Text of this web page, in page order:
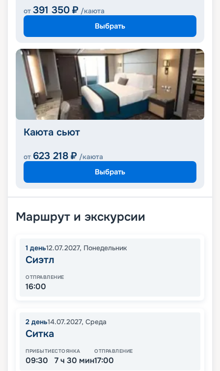
от 391 350 ₽ /каюта
Выбрать
Каюта сьют
от 623 218 ₽ /каюта
Выбрать
Маршрут и экскурсии
1 день12.07.2027, Понедельник
Сиэтл
ОТПРАВЛЕНИЕ
16:00
2 день14.07.2027, Среда
Ситка
ПРИБЫТИЕ
09:30
СТОЯНКА
7 ч 30 мин
ОТПРАВЛЕНИЕ
17:00